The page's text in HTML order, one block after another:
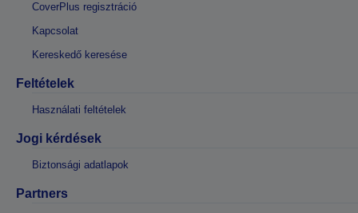
CoverPlus regisztráció
Kapcsolat
Kereskedő keresése
Feltételek
Használati feltételek
Jogi kérdések
Biztonsági adatlapok
Partners